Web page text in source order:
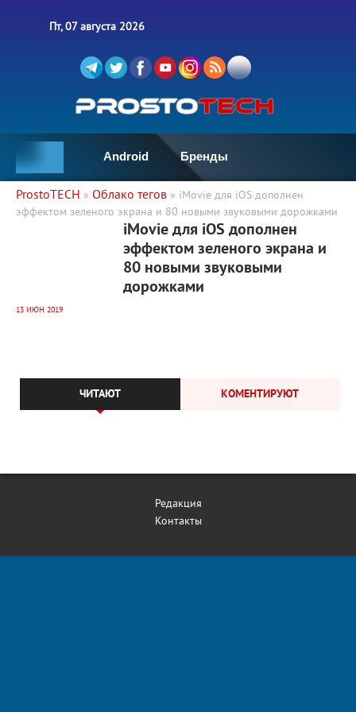
Пт, 07 августа 2026
Android Бренды
ProstoTECH » Облако тегов » iMovie для iOS дополнен
эффектом зеленого экрана и 80 новыми звуковыми дорожками
2 909 0
iMovie для iOS дополнен
эффектом зеленого экрана и
80 новыми звуковыми
дорожками
13 ИЮН 2019
ЧИТАЮТ КОМЕНТИРУЮТ
Редакция
Контакты